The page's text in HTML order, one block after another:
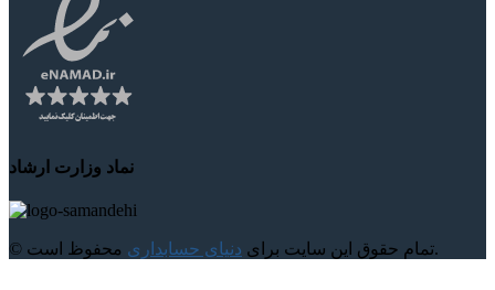
نماد وزارت ارشاد
© تمام حقوق این سایت برای دنیای حسابداری محفوظ است.